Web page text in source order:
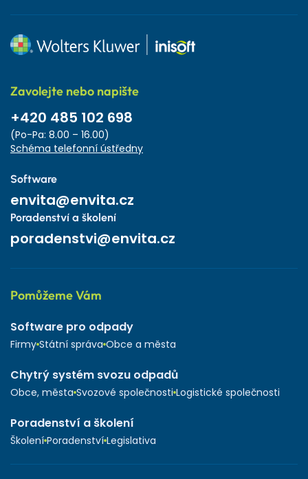
Zavolejte nebo napište
+420 485 102 698
(Po-Pa: 8.00 – 16.00)
Schéma telefonní ústředny
Software
envita@envita.cz
Poradenství a školení
poradenstvi@envita.cz
Pomůžeme Vám
Software pro odpady
Firmy Státní správa Obce a města
Chytrý systém svozu odpadů
Obce, města Svozové společnosti Logistické společnosti
Poradenství a školení
Školení Poradenství Legislativa